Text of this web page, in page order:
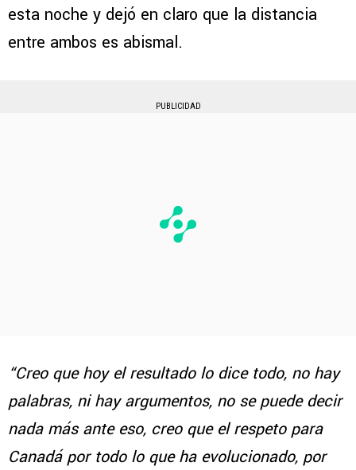
esta noche y dejó en claro que la distancia
entre ambos es abismal.
PUBLICIDAD
“Creo que hoy el resultado lo dice todo, no hay
palabras, ni hay argumentos, no se puede decir
nada más ante eso, creo que el respeto para
Canadá por todo lo que ha evolucionado, por